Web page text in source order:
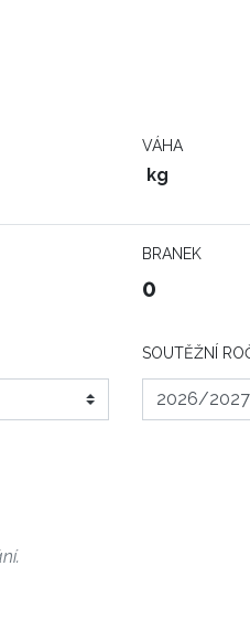
VÁHA
kg
BRANEK
0
SOUTĚŽNÍ